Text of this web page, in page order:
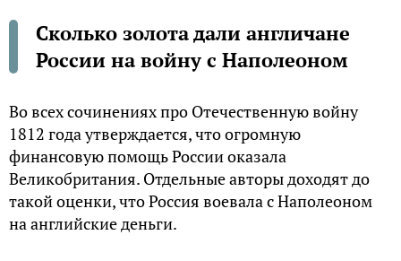
Сколько золота дали англичане
России на войну с Наполеоном
Во всех сочинениях про Отечественную войну
1812 года утверждается, что огромную
финансовую помощь России оказала
Великобритания. Отдельные авторы доходят до
такой оценки, что Россия воевала с Наполеоном
на английские деньги.